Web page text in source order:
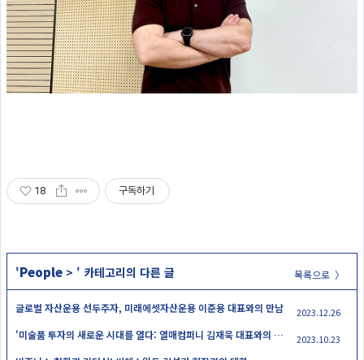
18 구독하기
목록으로 〉
'People> ' 카테고리의 다른 글
글로벌 자산운용 선두주자, 미래에셋자산운용 이준용 대표와의 만남 2023.12.26
'미술품 투자의 새로운 시대를 열다: 열매컴퍼니 김재욱 대표와의 만남 2023.10.23